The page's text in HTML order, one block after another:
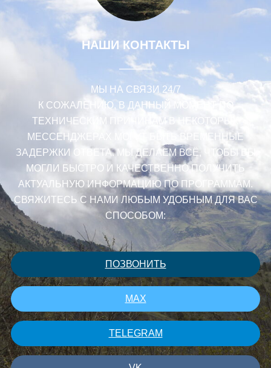
НАШИ КОНТАКТЫ
МЫ НА СВЯЗИ 24/7
К СОЖАЛЕНИЮ, В ДАННЫЙ МОМЕНТ ПО
ТЕХНИЧЕСКИМ ПРИЧИНАМ В НЕКОТОРЫХ
МЕССЕНДЖЕРАХ МОГУТ БЫТЬ ВРЕМЕННЫЕ
ЗАДЕРЖКИ ОТВЕТА. МЫ ДЕЛАЕМ ВСË, ЧТОБЫ ВЫ
МОГЛИ БЫСТРО И КАЧЕСТВЕННО ПОЛУЧИТЬ
АКТУАЛЬНУЮ ИНФОРМАЦИЮ ПО ПРОГРАММАМ.
СВЯЖИТЕСЬ С НАМИ ЛЮБЫМ УДОБНЫМ ДЛЯ ВАС
СПОСОБОМ:
ПОЗВОНИТЬ
MAX
TELEGRAM